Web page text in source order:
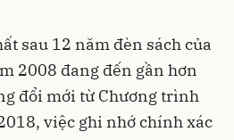
sau 12 năm đèn sách của
2008 đang đến gần hơn
đổi mới từ Chương trình
việc ghi nhớ chính xác